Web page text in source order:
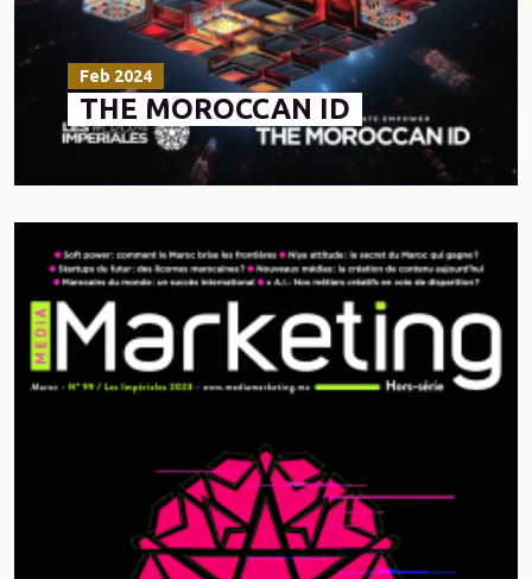
Feb 2024
THE MOROCCAN ID